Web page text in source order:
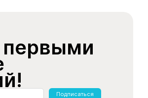
первыми
Подписаться